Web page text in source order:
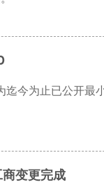
今为止已公开最
变更完成